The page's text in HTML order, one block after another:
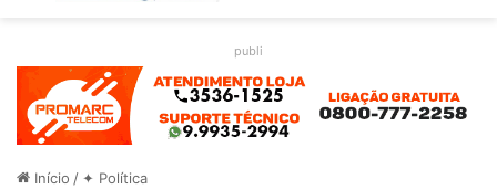
publi
Início / ✦ Política